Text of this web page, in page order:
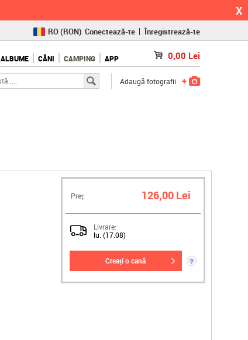
X
(KČ)
SK(€)
RO(RON) Conectează-te Înregistrează-te
ALBUME CĂNI CAMPING APP 0,00 Lei
Adaugă fotografii
Preț: 126,00 Lei
Livrare:
lu. (17.08)
creați o cană ?